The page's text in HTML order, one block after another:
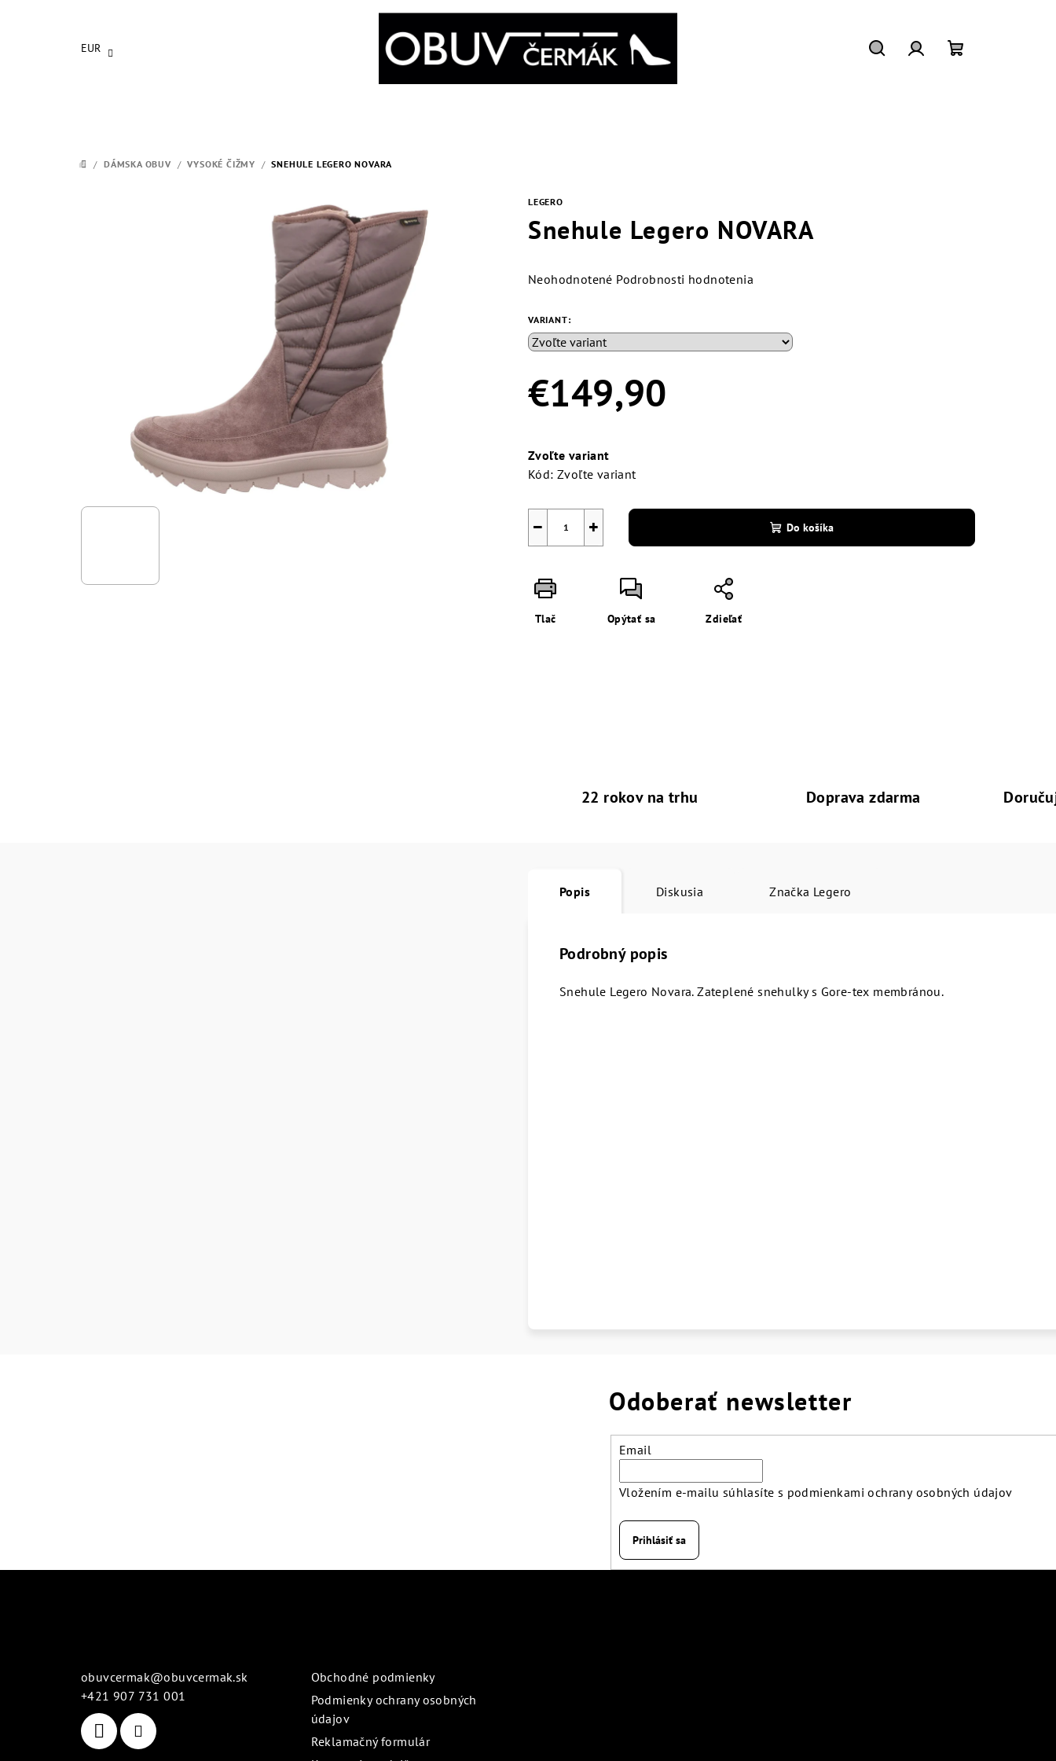
EUR
DOMOV
/ DÁMSKA OBUV / VYSOKÉ ČIŽMY / SNEHULE LEGERO NOVARA
LEGERO
Snehule Legero NOVARA
Priemerné
produktu
je
0,0
5
hviezdičiek.
Neohodnotené Podrobnosti hodnotenia
VARIANT:
€149,90
cena:
Zvoľte variant
Kód: Zvoľte variant
+
− Do košíka
Tlač Opýtať sa Zdieľať
22 rokov na trhu Doprava zdarma
Popis Diskusia Značka Legero
Podrobný popis
Snehule Legero Novara. Zateplené snehulky s Gore-tex membránou.
Odoberať newsletter
Email
Vložením e-mailu súhlasíte s podmienkami ochrany osobných údajov
Prihlásiť sa
obuvcermak@obuvcermak.sk
+421 907 731 001
Obchodné podmienky
Podmienky ochrany osobných
údajov
Reklamačný formulár